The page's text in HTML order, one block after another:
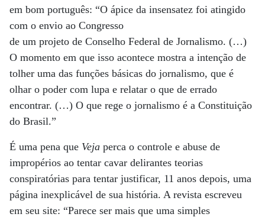
em bom português: “O ápice da insensatez foi atingido
com o envio ao Congresso
de um projeto de Conselho Federal de Jornalismo. (…)
O momento em que isso acontece mostra a intenção de
tolher uma das funções básicas do jornalismo, que é
olhar o poder com lupa e relatar o que de errado
encontrar. (…) O que rege o jornalismo é a Constituição
do Brasil.”
É uma pena que Veja perca o controle e abuse de
impropérios ao tentar cavar delirantes teorias
conspiratórias para tentar justificar, 11 anos depois, uma
página inexplicável de sua história. A revista escreveu
em seu site: “Parece ser mais que uma simples